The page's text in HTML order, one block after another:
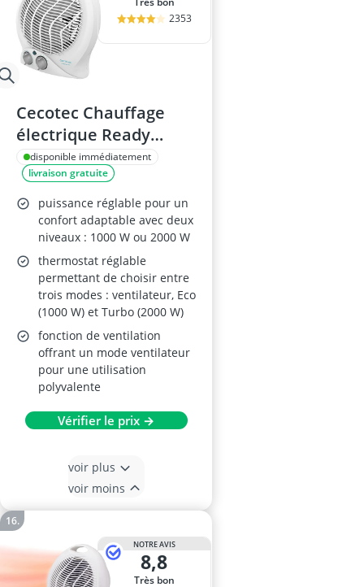
2353
Cecotec Chauffage
électrique Ready
Warm 9790 Force
disponible immédiatement
livraison gratuite
puissance réglable pour un
confort adaptable avec deux
niveaux : 1000 W ou 2000 W
thermostat réglable
permettant de choisir entre
trois modes : ventilateur, Eco
(1000 W) et Turbo (2000 W)
fonction de ventilation
offrant un mode ventilateur
pour une utilisation
polyvalente
Vérifier le prix →
voir plus
voir moins
NOTRE AVIS
8,8
Très bon